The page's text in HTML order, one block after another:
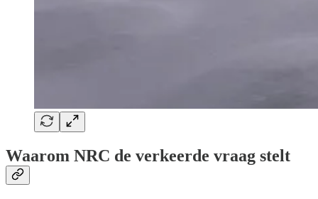
Waarom NRC de verkeerde vraag stelt